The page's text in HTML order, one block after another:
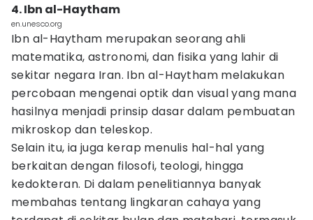
4. Ibn al-Haytham
en.unesco.org
Ibn al-Haytham merupakan seorang ahli
matematika, astronomi, dan fisika yang lahir di
sekitar negara Iran. Ibn al-Haytham melakukan
percobaan mengenai optik dan visual yang mana
hasilnya menjadi prinsip dasar dalam pembuatan
mikroskop dan teleskop.
Selain itu, ia juga kerap menulis hal-hal yang
berkaitan dengan filosofi, teologi, hingga
kedokteran. Di dalam penelitiannya banyak
membahas tentang lingkaran cahaya yang